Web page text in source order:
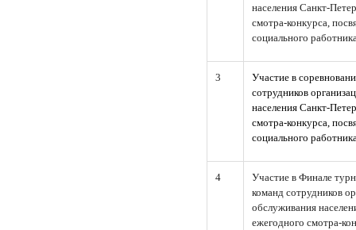
населения Санкт-
смотра-конкурса,
социального
3
Участие в
сотрудников
населения Санкт-
смотра-конкурса,
социального
4
Участие в Финале
команд сотрудников
обслуживания
ежегодного смотра-